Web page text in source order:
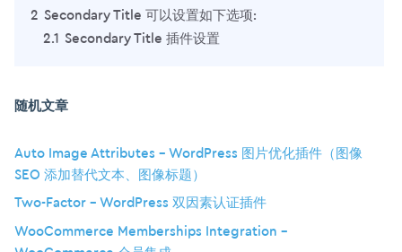
2 Secondary Title 可以设置如下选项:
2.1 Secondary Title 插件设置
随机文章
Auto Image Attributes – WordPress 图片优化插件（图像
SEO 添加替代文本、图像标题）
Two-Factor – WordPress 双因素认证插件
WooCommerce Memberships Integration –